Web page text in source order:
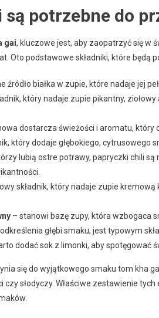
są potrzebne do
gai, kluczowe jest, aby zaopatrzyć się w
Oto podstawowe składniki, które będą
źródło białka w zupie, które nadaje jej
który nadaje zupie pikantny,
dostarcza świeżości i aromatu, który
który dodaje głębokiego, cytrusowego
lubią ostre potrawy, papryczki chili
składnik, który nadaje zupie
– stanowi bazę zupy, która wzbogaca
głębi smaku, jest typowym
dodać sok z limonki, aby spotęgować
się do wyjątkowego smaku tom kha
czy słodyczy. Właściwe zestawienie